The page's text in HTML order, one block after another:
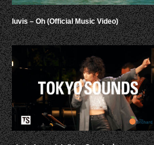
luvis – Oh (Official Music Video)